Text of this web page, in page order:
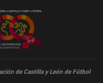
de Castilla y León de Fútbol